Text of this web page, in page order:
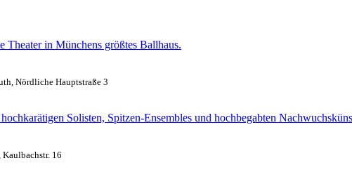
Theater in Münchens größtes Ballhaus.
Nördliche Hauptstraße 3
Solisten, Spitzen-Ensem­bles und hochbegabten
16